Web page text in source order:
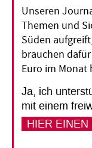
UN-
Die
noch
Sie betreiben
helfen bei der
Süden tragen
Unseren
Themen und
Süden
brauchen
Euro im Monat
Ja, ich
mit einem
HIER